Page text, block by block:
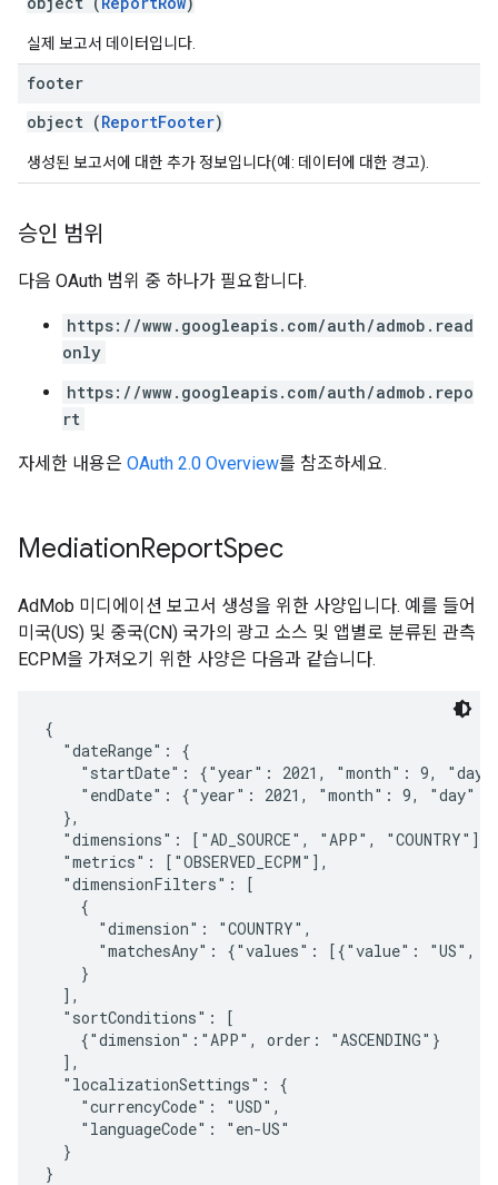
실제 보고서 데이터입니다.
footer
object (ReportFooter)
생성된 보고서에 대한 추가 정보입니다(예: 데이터에 대한 경고).
승인 범위
다음 OAuth 범위 중 하나가 필요합니다.
https://www.googleapis.com/auth/admob.read
only
https://www.googleapis.com/auth/admob.repo
rt
자세한 내용은 OAuth 2.0 Overview를 참조하세요.
MediationReportSpec
AdMob 미디에이션 보고서 생성을 위한 사양입니다. 예를 들어
미국(US) 및 중국(CN) 국가의 광고 소스 및 앱별로 분류된 관측
ECPM을 가져오기 위한 사양은 다음과 같습니다.
{
  "dateRange": {
"startDate": {"year": 2021, "month": 9,
"endDate": {"year": 2021, "month": 9, "day":
  },
  "dimensions": ["AD_SOURCE", "APP", "COUNTRY"],
  "metrics": ["OBSERVED_ECPM"],
  "dimensionFilters": [
    {
      "dimension": "COUNTRY",
"matchesAny": {"values": [{"value": "US",
    }
  ],
  "sortConditions": [
    {"dimension":"APP", order: "ASCENDING"}
  ],
  "localizationSettings": {
    "currencyCode": "USD",
    "languageCode": "en-US"
  }